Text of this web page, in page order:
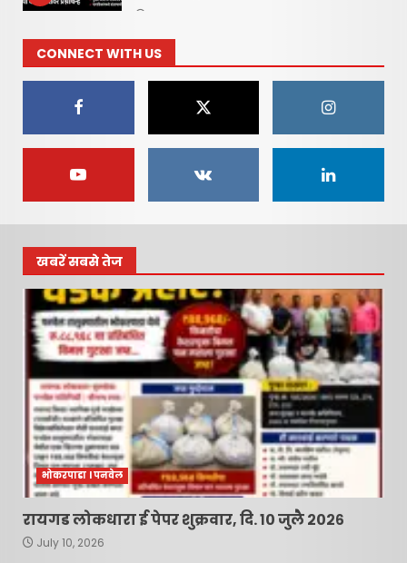
रायगड लोकधारा ई पेपर शुक्रवार,
दि. १० जुलै २०२६
July 10, 2026
2
रायगड लोकधारा ई पेपर l शुक्रवार,
3
रायगड लोकधारा ई पेपर l शुक्रवार
l दि. १० जुलै २०२६
July 10, 2026
4
नवी मुंबई आंतरराष्ट्रीय विमानतळ
नामकरणाचा लढा अधिक तीव्र
करणार – सचिन केणी…
July 10, 2026
महात्मा फुले जनआरोग्य योजनेत
आमूलाग्र बदलांचे संकेत; आमदार
प्रशांत ठाकूर यांच्या पाठपुराव्याला
CONNECT WITH US
खबरें सबसे तेज
भोकरपाडा l पनवेल
रायगड लोकधारा ई पेपर शुक्रवार, दि. १० जुलै २०२६
July 10, 2026